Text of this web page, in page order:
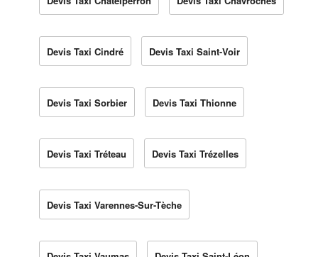
Devis Taxi Cindré Devis Taxi Saint-Voir
Devis Taxi Sorbier Devis Taxi Thionne
Devis Taxi Tréteau Devis Taxi Trézelles
Devis Taxi Varennes-Sur-Tèche